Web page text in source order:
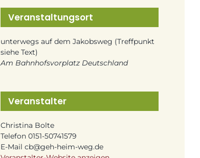
Veranstaltungsort
unterwegs auf dem Jakobsweg (Treffpunkt
siehe Text)
Am Bahnhofsvorplatz Deutschland
Veranstalter
Christina Bolte
Telefon0151-50741579
E-Mailcb@geh-heim-weg.de